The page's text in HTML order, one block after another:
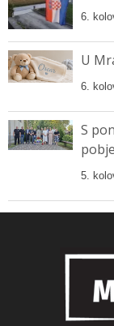
6.
U
6.
S
5.